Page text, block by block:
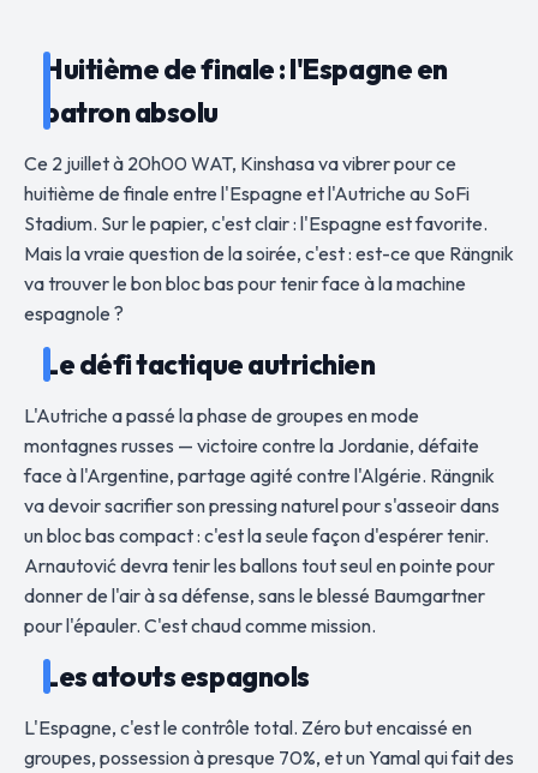
Huitième de finale : l'Espagne en
patron absolu
Ce 2 juillet à 20h00 WAT, Kinshasa va vibrer pour ce
huitième de finale entre l'Espagne et l'Autriche au SoFi
Stadium. Sur le papier, c'est clair : l'Espagne est favorite.
Mais la vraie question de la soirée, c'est : est-ce que Rängnik
va trouver le bon bloc bas pour tenir face à la machine
espagnole ?
Le défi tactique autrichien
L'Autriche a passé la phase de groupes en mode
montagnes russes — victoire contre la Jordanie, défaite
face à l'Argentine, partage agité contre l'Algérie. Rängnik
va devoir sacrifier son pressing naturel pour s'asseoir dans
un bloc bas compact : c'est la seule façon d'espérer tenir.
Arnautović devra tenir les ballons tout seul en pointe pour
donner de l'air à sa défense, sans le blessé Baumgartner
pour l'épauler. C'est chaud comme mission.
Les atouts espagnols
L'Espagne, c'est le contrôle total. Zéro but encaissé en
groupes, possession à presque 70%, et un Yamal qui fait des